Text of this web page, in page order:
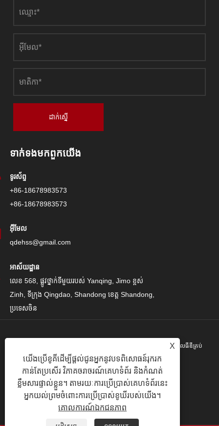
ដាក់ស្នើ
ទាក់ទង​មក​ពួក​យើង
ទូរស័ព្ទ
+86-18678983573
+86-18678983573
អ៊ីមែល
qdehss@gmail.com
អាស័យដ្ឋាន
លេខ 568, ផ្លូវថ្នាក់ទីមួយរបស់ Yanqing, Jimo ខ្ពស់
Zinh, ទីក្រុង Qingdao, Shandong ខេត្ត Shandong,
ប្រទេសចិន
រក្សាសិទ្ធិ© 2024 Qingdao Eihe Steel Steel Gropspors គ្រុបគ្រុបខូអិលធីឌីគ្រប់
បែបយ៉ាង។
Links | Sitemap | RSS | XML | គោលការណ៍ឯកជនភាព
X
យើងប្រើខូគីដើម្បីផ្តល់ជូនអ្នកនូវបទពិសោធន៍រុករក
កាន់តែប្រសើរ វិភាគចរាចរណ៍គេហទំព័រ និងកំណត់
ខ្លឹមសារផ្ទាល់ខ្លួន។ តាមរយៈការប្រើប្រាស់គេហទំព័រនេះ
អ្នកយល់ព្រមចំពោះការប្រើប្រាស់ខូឃីរបស់យើង។
គោលការណ៍ឯកជនភាព